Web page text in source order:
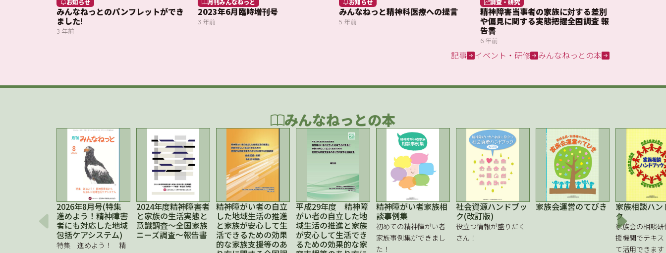
みんなねっとのパンフレットができ
ました!
3 年前
2023年6月臨時増刊号
3 年前
みんなねっと精神科医療への提言
5 年前
精神障害当事者の家族に対する差別
や偏見に関する実態把握全国調査 報
告書
6 年前
記事 イベント・研修 みんなねっとの本
みんなねっとの本
2026年8月号(特集
進めよう！精神障害
者にも対応した地域
包括ケアシステム)
特集 進めよう！ 精
2024年度精神障害者
と家族の生活実態と
意識調査～全国家族
ニーズ調査～報告書
精神障がい者の自立
した地域生活の推進
と家族が安心して生
活できるための効果
的な家族支援等のあ
平成29年度 精神障
がい者の自立した地
域生活の推進と家族
が安心して生活でき
るための効果的な家
精神障がい者家族相
談事例集
初めての精神障がい者
家族事例集ができまし
た！
社会資源ハンドブッ
ク(改訂版)
役立つ情報が盛りだく
さん！
家族会運営のてびき 家族相談ハン
ク
家族会の相談
援機関でテキ
て活用できます